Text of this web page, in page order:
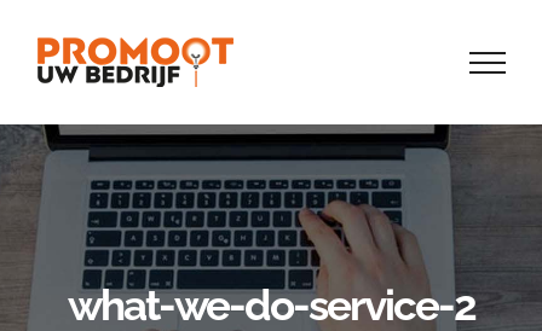
what-we-do-service-2